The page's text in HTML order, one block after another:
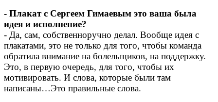
- Плакат с Сергеем Гимаевым это ваша была
идея и исполнение?
- Да, сам, собственноручно делал. Вообще идея с
плакатами, это не только для того, чтобы команда
обратила внимание на болельщиков, на поддержку.
Это, в первую очередь, для того, чтобы их
мотивировать. И слова, которые были там
написаны…Это правильные слова.